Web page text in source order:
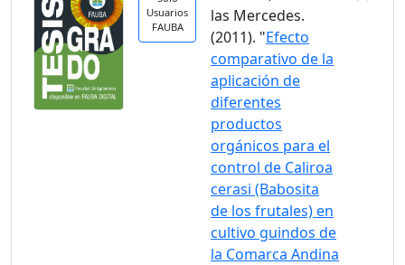
Usuarios
FAUBA
las Mercedes.
(2011). "Efecto
comparativo de la
aplicación de
diferentes
productos
orgánicos para el
control de Caliroa
cerasi (Babosita
de los frutales) en
cultivo guindos de
la Comarca Andina